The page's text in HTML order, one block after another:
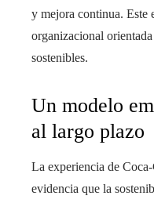
y mejora continua. Este
organizacional
sostenibles.
Un modelo
al largo plazo
La experiencia de
evidencia que la